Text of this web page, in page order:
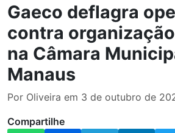
Gaeco deflagra
contra
na Câmara
Manaus
Por Oliveira em 3 de outubro de
Compartilhe